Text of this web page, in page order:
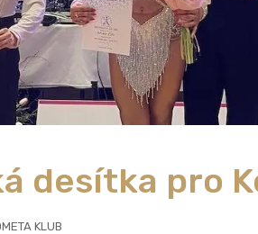
desítka pro
KLUB